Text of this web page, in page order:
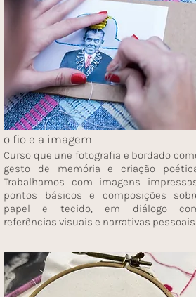
o fio e a imagem
Curso que une fotografia e bordado
gesto de memória e criação
Trabalhamos com imagens
pontos básicos e composições
papel e tecido, em diálogo
referências visuais e narrativas pessoais.